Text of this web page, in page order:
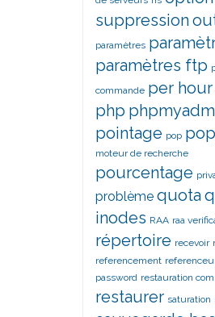
suppression
paramètres
paramètres ftp
commande per hour
php
pointage pop
moteur de recherche
pourcentage
problème quota
inodes RAA raa
répertoire recevoir
referencement
password restauration
restaurer saturation